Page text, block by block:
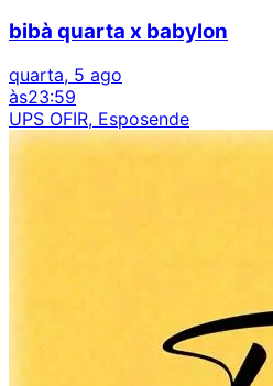
bibà quarta x babylon
quarta, 5 ago
às23:59
UPS OFIR, Esposende